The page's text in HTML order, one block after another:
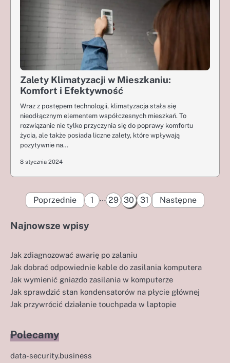
Zalety Klimatyzacji w Mieszkaniu:
Komfort i Efektywność
Wraz z postępem technologii, klimatyzacja stała się
nieodłącznym elementem współczesnych mieszkań. To
rozwiązanie nie tylko przyczynia się do poprawy komfortu
życia, ale także posiada liczne zalety, które wpływają
pozytywnie na…
8 stycznia 2024
Stronicowanie
Poprzednie 1 … 29 30 31 Następne
Najnowsze wpisy
Jak zdiagnozować awarię po zalaniu
Jak dobrać odpowiednie kable do zasilania komputera
Jak wymienić gniazdo zasilania w komputerze
Jak sprawdzić stan kondensatorów na płycie głównej
Jak przywrócić działanie touchpada w laptopie
Polecamy
data-security.business